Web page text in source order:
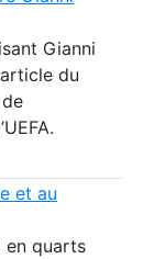
Gianni
du
et au
en quarts